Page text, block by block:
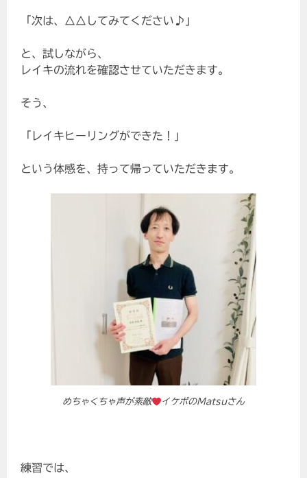
「次は、△△してみてください♪」
と、試しながら、
レイキの流れを確認させていただきます。
そう、
「レイキヒーリングができた！」
という体感を、持って帰っていただきます。
めちゃくちゃ声が素敵 イケボのMatsuさん
練習では、